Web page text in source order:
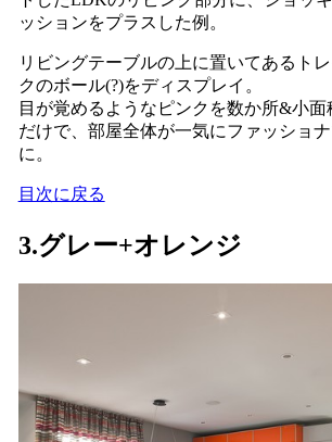
ッションをプラスした例。
リビングテーブルの上に置いてあるト
クのボール(?)をディスプレイ。
目が覚めるようなピンクを数か所&小面
だけで、部屋全体が一気にファッショ
に。
目次に戻る
3.グレー+オレンジ